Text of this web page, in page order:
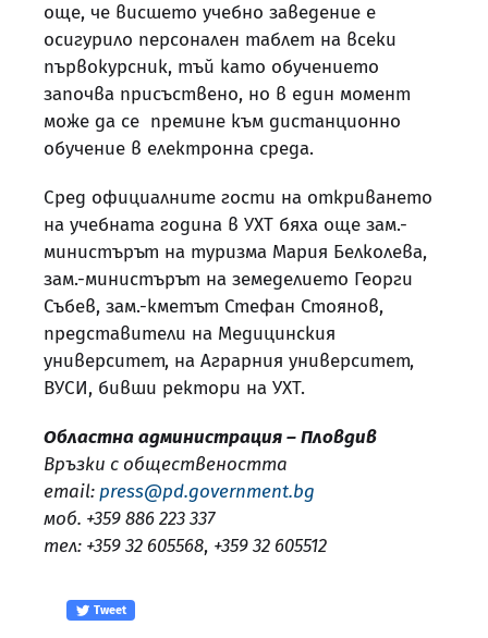
още, че висшето учебно заведение е
осигурило персонален таблет на всеки
първокурсник, тъй като обучението
започва присъствено, но в един момент
може да се премине към дистанционно
обучение в електронна среда.
Сред официалните гости на откриването
на учебната година в УХТ бяха още зам.-
министърът на туризма Мария Белколева,
зам.-министърът на земеделието Георги
Събев, зам.-кметът Стефан Стоянов,
представители на Медицинския
университет, на Аграрния университет,
ВУСИ, бивши ректори на УХТ.
Областна администрация – Пловдив
Връзки с обществеността
email:press@pd.government.bg
моб. +359 886 223 337
тел: +359 32 605568, +359 32 605512
Tweet